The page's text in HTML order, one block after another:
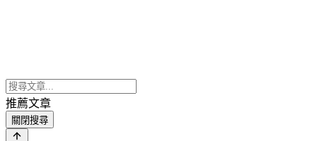
推薦文章
關閉搜尋